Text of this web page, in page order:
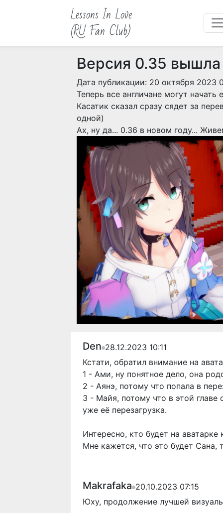
Lessons In Love
(RU Fan Club)
Версия 0.35 вышла
Дата публикации: 20 октября 2023
Теперь все англичане могут начать
Касатик сказал сразу сядет за
одной)
Ах, ну да... 0.36 в новом году...
Den 28.12.2023 10:11
Кстати, обратил внимание на
1 - Ами, ну понятное дело, она
2 - Аянэ, потому что попала в
3 - Майя, потому что в этой
уже её перезагрузка.
Интересно, кто будет на аватарке
Мне кажется, что это будет Сана,
Makrafaka 20.10.2023 07:15
Юху, продолжение лучшей